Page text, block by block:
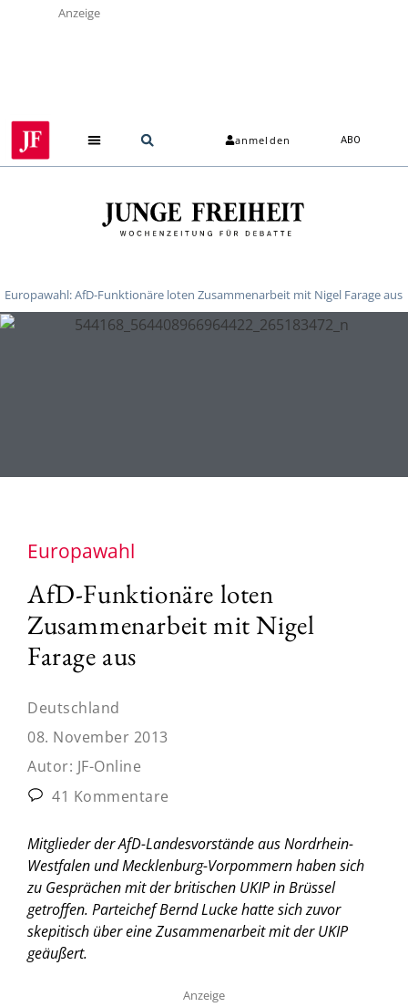
Anzeige
anmelden ABO
Europawahl: AfD-Funktionäre loten Zusammenarbeit mit Nigel Farage aus
Europawahl
AfD-Funktionäre loten
Zusammenarbeit mit Nigel
Farage aus
Deutschland
08. November 2013
Autor: JF-Online
41 Kommentare
Mitglieder der AfD-Landesvorstände aus Nordrhein-
Westfalen und Mecklenburg-Vorpommern haben sich
zu Gesprächen mit der britischen UKIP in Brüssel
getroffen. Parteichef Bernd Lucke hatte sich zuvor
skepitisch über eine Zusammenarbeit mit der UKIP
geäußert.
Anzeige